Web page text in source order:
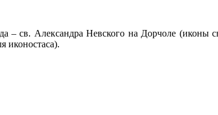
св. Александра Невского на Дорчоле (иконы
иконостаса).